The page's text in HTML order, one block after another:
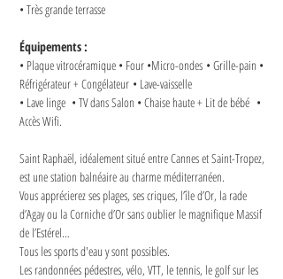
• Très grande terrasse
Équipements :
• Plaque vitrocéramique • Four •Micro-ondes • Grille-pain •
Réfrigérateur + Congélateur • Lave-vaisselle
• Lave linge  • TV dans Salon • Chaise haute + Lit de bébé  •
Accès Wifi.
Saint Raphaël, idéalement situé entre Cannes et Saint-Tropez,
est une station balnéaire au charme méditerranéen.
Vous apprécierez ses plages, ses criques, l’île d’Or, la rade
d’Agay ou la Corniche d’Or sans oublier le magnifique Massif
de l’Estérel…
Tous les sports d'eau y sont possibles.
Les randonnées pédestres, vélo, VTT, le tennis, le golf sur les